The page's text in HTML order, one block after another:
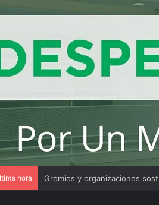
hora Gremios y organizaciones